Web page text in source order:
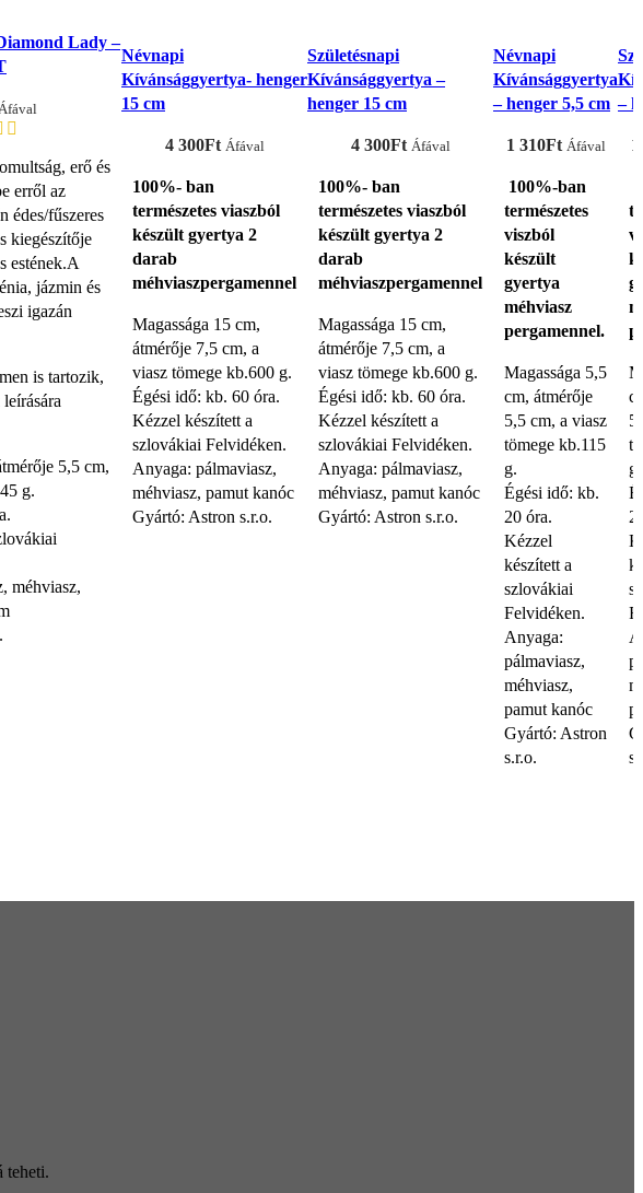
Lady –
erő és
erről az
édes/fűszeres
kiegészítője
estének.A
jázmin és
igazán
is tartozik,
5,5 cm,
g.
méhviasz,
Névnapi
Kívánsággyertya- henger
15 cm
4 300Ft Áfával
100%- ban
természetes viaszból
készült gyertya 2
darab
méhviaszpergamennel
Magassága 15 cm,
átmérője 7,5 cm, a
viasz tömege kb.600 g.
Égési idő: kb. 60 óra.
Kézzel készített a
szlovákiai Felvidéken.
Anyaga: pálmaviasz,
méhviasz, pamut kanóc
Gyártó: Astron s.r.o.
Születésnapi
Kívánsággyertya –
henger 15 cm
4 300Ft Áfával
100%- ban
természetes viaszból
készült gyertya 2
darab
méhviaszpergamennel
Magassága 15 cm,
átmérője 7,5 cm, a
viasz tömege kb.600 g.
Égési idő: kb. 60 óra.
Kézzel készített a
szlovákiai Felvidéken.
Anyaga: pálmaviasz,
méhviasz, pamut kanóc
Gyártó: Astron s.r.o.
Névnapi
Kívánsággyertya
– henger 5,5 cm
1 310Ft Áfával
100%-ban
természetes
viszból
készült
gyertya
méhviasz
pergamennel.
Magassága 5,5
cm, átmérője
5,5 cm, a viasz
tömege kb.115
g.
Égési idő: kb.
20 óra.
Kézzel
készített a
szlovákiai
Felvidéken.
Anyaga:
pálmaviasz,
méhviasz,
pamut kanóc
Gyártó: Astron
s.r.o.
–
g.
teheti.